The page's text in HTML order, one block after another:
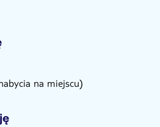
samoprzylepne (użyj kostki,
smartfonie)
na miejscu)